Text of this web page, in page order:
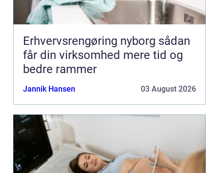
Erhvervsrengøring nyborg sådan
får din virksomhed mere tid og
bedre rammer
Jannik Hansen 03 August 2026